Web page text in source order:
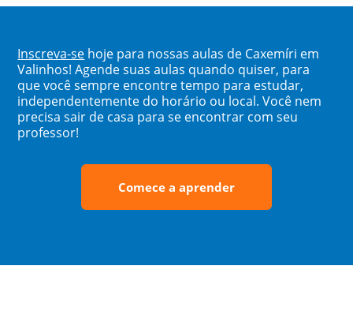
Inscreva-se hoje para nossas aulas de Caxemíri em
Valinhos! Agende suas aulas quando quiser, para
que você sempre encontre tempo para estudar,
independentemente do horário ou local. Você nem
precisa sair de casa para se encontrar com seu
professor!
Comece a aprender